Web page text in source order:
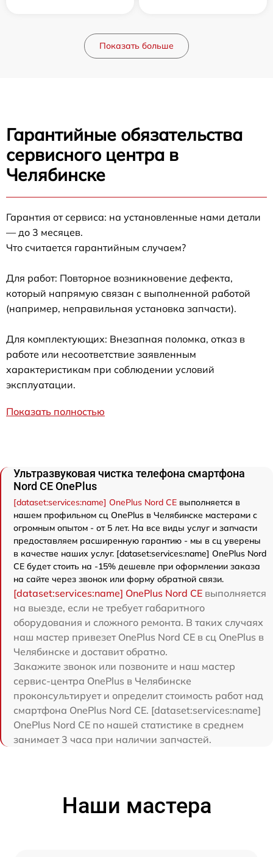
Показать больше
Гарантийные обязательства
сервисного центра в
Челябинске
Гарантия от сервиса: на установленные нами детали
— до 3 месяцев.
Что считается гарантийным случаем?
Для работ: Повторное возникновение дефекта,
который напрямую связан с выполненной работой
(например, неправильная установка запчасти).
Для комплектующих: Внезапная поломка, отказ в
работе или несоответствие заявленным
характеристикам при соблюдении условий
эксплуатации.
Показать полностью
Ультразвуковая чистка телефона смартфона
Nord CE OnePlus
[dataset:services:name] OnePlus Nord CE выполняется в
нашем профильном сц OnePlus в Челябинске мастерами с
огромным опытом - от 5 лет. На все виды услуг и запчасти
предоставляем расширенную гарантию - мы в сц уверены
в качестве наших услуг. [dataset:services:name] OnePlus Nord
CE будет стоить на -15% дешевле при оформлении заказа
на сайте через звонок или форму обратной связи.
[dataset:services:name] OnePlus Nord CE выполняется
на выезде, если не требует габаритного
оборудования и сложного ремонта. В таких случаях
наш мастер привезет OnePlus Nord CE в сц OnePlus в
Челябинске и доставит обратно.
Закажите звонок или позвоните и наш мастер
сервис-центра OnePlus в Челябинске
проконсультирует и определит стоимость работ над
смартфона OnePlus Nord CE. [dataset:services:name]
OnePlus Nord CE по нашей статистике в среднем
занимает 3 часа при наличии запчастей.
Наши мастера